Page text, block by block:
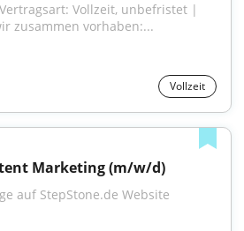
Vollzeit, unbefristet |
zusammen vorhaben:...
Vollzeit
Marketing (m/w/d)
auf StepStone.de Website